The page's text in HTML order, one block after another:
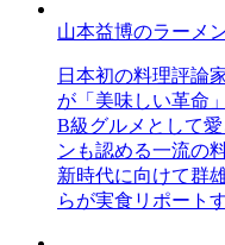
山本益博のラーメ
日本初の料理評論
が「美味しい革命
B級グルメとして
ンも認める一流の
新時代に向けて群
らが実食リポート